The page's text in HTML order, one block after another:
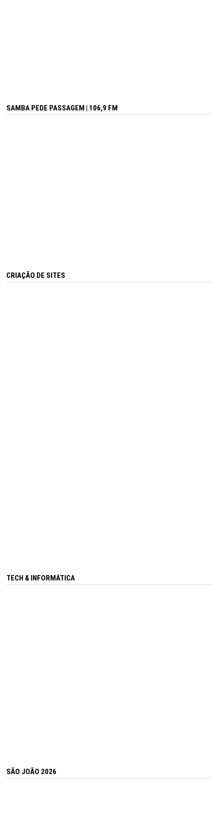
SAMBA PEDE PASSAGEM | 106,9 FM
CRIAÇÃO DE SITES
TECH & INFORMÁTICA
SÃO JOÃO 2026